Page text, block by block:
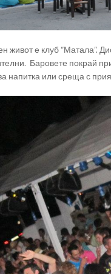
е клуб “Матала”.
Баровете покрай
напитка или среща с